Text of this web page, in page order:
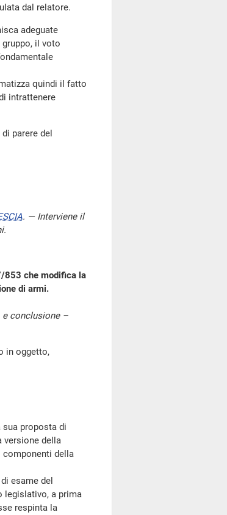
dal relatore.
adeguate
il voto
quindi il fatto
intrattenere
parere del
. — Interviene il
853 che modifica la
di armi.
e conclusione –
in oggetto,
proposta di
versione della
della
esame del
legislativo, a prima
respinta la